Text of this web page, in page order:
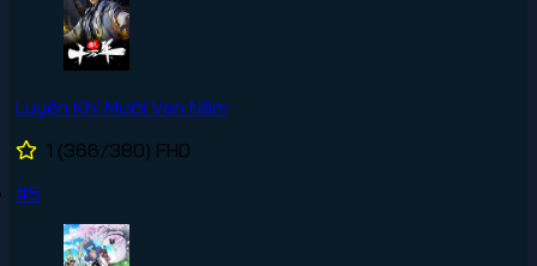
Luyện Khí Mười Vạn Năm
1 (366/380) FHD
#5